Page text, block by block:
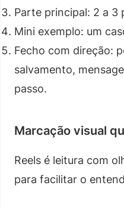
Parte principal: 2 a 3
Mini exemplo: um
Fecho com direção:
salvamento,
passo.
Marcação visual
Reels é leitura com
para facilitar o